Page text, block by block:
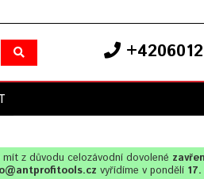
z důvodu celozávodní dovolené
vyřídíme v pondělí